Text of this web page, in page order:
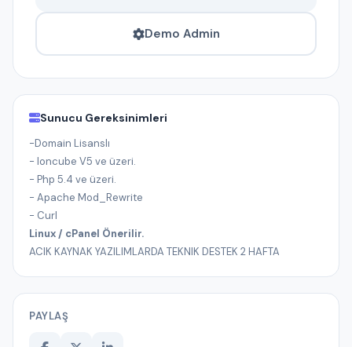
Demo Admin
Sunucu Gereksinimleri
-Domain Lisanslı
- Ioncube V5 ve üzeri.
- Php 5.4 ve üzeri.
- Apache Mod_Rewrite
- Curl
Linux / cPanel Önerilir.
ACIK KAYNAK YAZILIMLARDA TEKNIK DESTEK 2 HAFTA
PAYLAŞ